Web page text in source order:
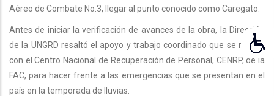
Aéreo de Combate No.3, llegar al punto conocido como Caregato.
Antes de iniciar la verificación de avances de la obra, la Dirección
de la UNGRD resaltó el apoyo y trabajo coordinado que se realiza
con el Centro Nacional de Recuperación de Personal, CENRP, de la
FAC, para hacer frente a las emergencias que se presentan en el
país en la temporada de lluvias.